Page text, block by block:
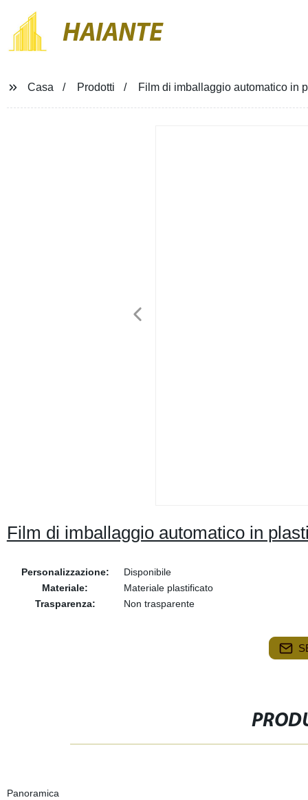
HAIANTE
Casa Prodotti Film di imballaggio automatico in
Film di imballaggio automatico in
Personalizzazione:
Disponibile
Materiale:
Materiale plastificato
Trasparenza:
Non trasparente
Panoramica